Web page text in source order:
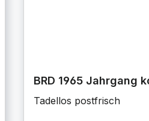
BRD 1965 Jahrgang
Tadellos postfrisch